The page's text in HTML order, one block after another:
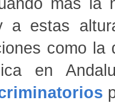
más la
a estas
como
en